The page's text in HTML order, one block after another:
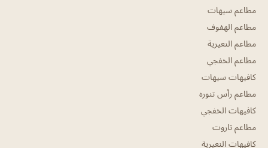
مطاعم سيهات
مطاعم الهفوف
مطاعم النعيرية
مطاعم الخفجي
كافيهات سيهات
مطاعم رأس تنوره
كافيهات الخفجي
مطاعم تاروت
كافيهات النعيرية